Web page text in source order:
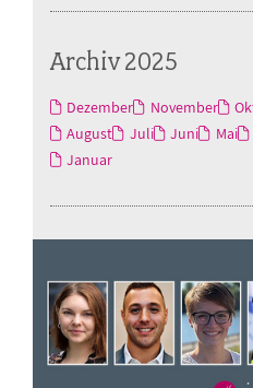
Archiv 2025
Dezember November
August
Juli Juni Mai
Januar